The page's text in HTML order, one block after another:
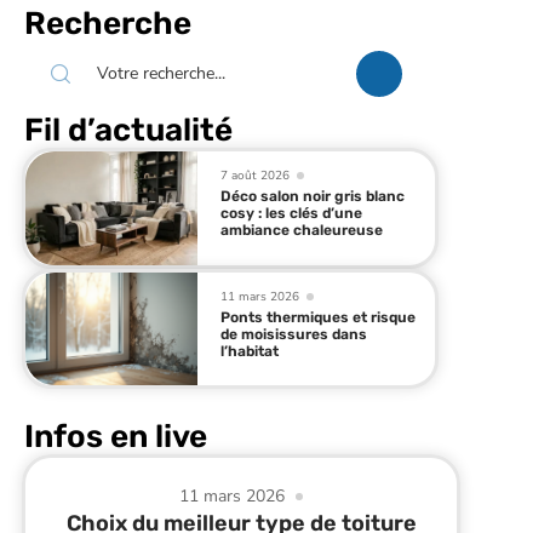
Recherche
Fil d’actualité
7 août 2026
Déco salon noir gris blanc
cosy : les clés d’une
ambiance chaleureuse
11 mars 2026
Ponts thermiques et risque
de moisissures dans
l’habitat
Infos en live
11 mars 2026
Choix du meilleur type de toiture